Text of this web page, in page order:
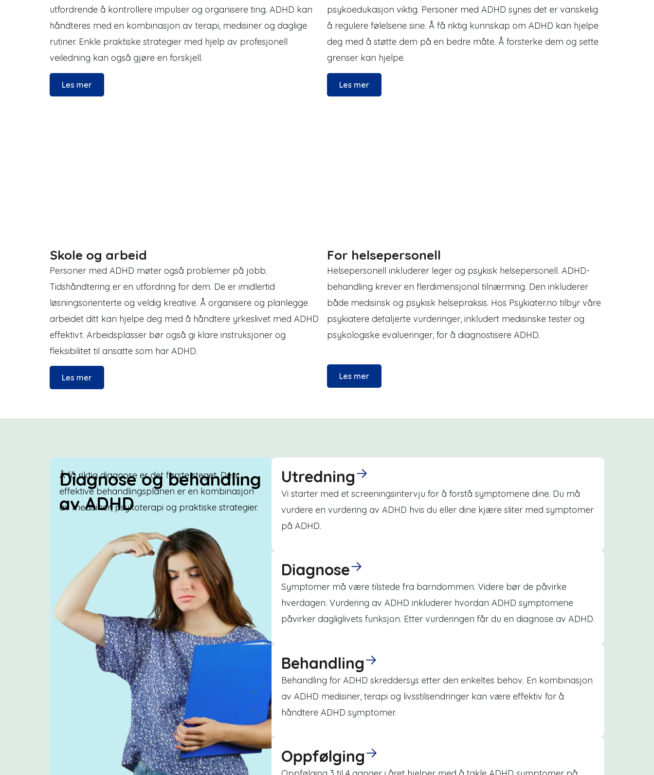
utfordrende å kontrollere impulser og organisere ting. ADHD kan
håndteres med en kombinasjon av terapi, medisiner og daglige
rutiner. Enkle praktiske strategier med hjelp av profesjonell
veiledning kan også gjøre en forskjell.
Les mer
psykoedukasjon viktig. Personer med ADHD synes det er vanskelig
å regulere følelsene sine. Å få riktig kunnskap om ADHD kan hjelpe
deg med å støtte dem på en bedre måte. Å forsterke dem og sette
grenser kan hjelpe.
Les mer
Skole og arbeid
Personer med ADHD møter også problemer på jobb.
Tidshåndtering er en utfordring for dem. De er imidlertid
løsningsorienterte og veldig kreative. Å organisere og planlegge
arbeidet ditt kan hjelpe deg med å håndtere yrkeslivet med ADHD
effektivt. Arbeidsplasser bør også gi klare instruksjoner og
fleksibilitet til ansatte som har ADHD.
Les mer
For helsepersonell
Helsepersonell inkluderer leger og psykisk helsepersonell. ADHD-
behandling krever en flerdimensjonal tilnærming. Den inkluderer
både medisinsk og psykisk helsepraksis. Hos Psykiater.no tilbyr våre
psykiatere detaljerte vurderinger, inkludert medisinske tester og
psykologiske evalueringer, for å diagnostisere ADHD.
Les mer
Diagnose og behandling
av ADHD
Å få riktig diagnose er det første steget. Den
effektive behandlingsplanen er en kombinasjon
av medisiner, psykoterapi og praktiske strategier.
Utredning
Vi starter med et screeningsintervju for å forstå symptomene dine. Du må
vurdere en vurdering av ADHD hvis du eller dine kjære sliter med symptomer
på ADHD.
Diagnose
Symptomer må være tilstede fra barndommen. Videre bør de påvirke
hverdagen. Vurdering av ADHD inkluderer hvordan ADHD symptomene
påvirker dagliglivets funksjon. Etter vurderingen får du en diagnose av ADHD.
Behandling
Behandling for ADHD skreddersys etter den enkeltes behov. En kombinasjon
av ADHD medisiner, terapi og livsstilsendringer kan være effektiv for å
håndtere ADHD symptomer.
Oppfølging